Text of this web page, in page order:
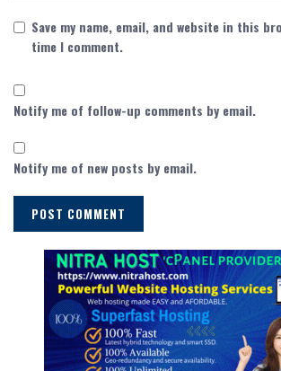
Save my name, email, and website in this
time I comment.
Notify me of follow-up comments by email.
Notify me of new posts by email.